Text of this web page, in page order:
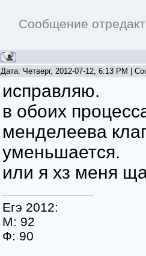
Сообщение
Дата: Четверг, 2012-07-12, 6:13 PM |
исправляю.
в обоих
менделеева
уменьшается.
или я хз меня
Егэ 2012:
М: 92
Ф: 90